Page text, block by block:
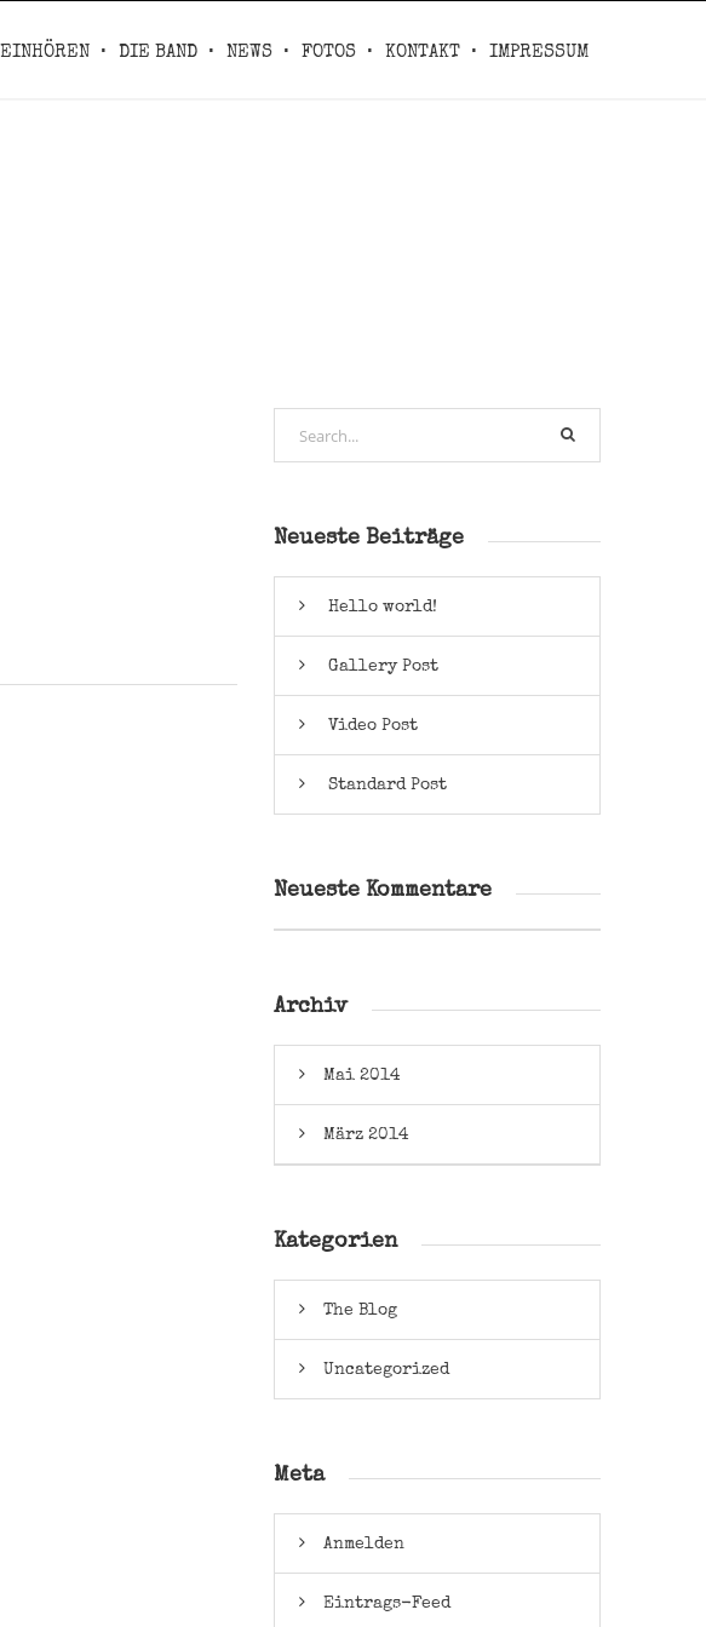
DIE BAND NEWS FOTOS KONTAKT IMPRESSUM
Neueste Beiträge
Hello world!
Gallery Post
Video Post
Standard Post
Neueste Kommentare
Archiv
Mai 2014
März 2014
Kategorien
The Blog
Uncategorized
Meta
Anmelden
Eintrags-Feed